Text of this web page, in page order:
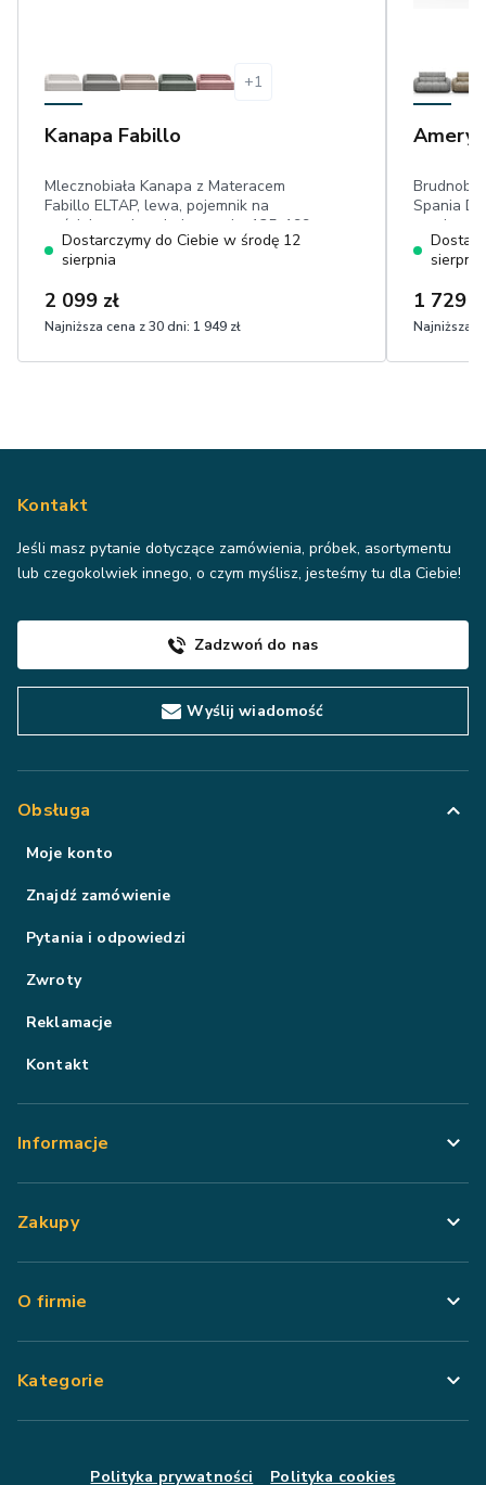
+1
Kanapa Fabillo
Mlecznobiała Kanapa z Materacem
Fabillo ELTAP, lewa, pojemnik na
pościel, powierzchnia spania: 135x199
cm, dwa materace, miękka, przyjemna
w dotyku boucle
Dostarczymy do Ciebie w środę 12
sierpnia
2 099 zł
Najniższa cena z 30 dni: 1 949 zł
Spania
odporny
sierpnia
1 729
Najniższa
Kontakt
Jeśli masz pytanie dotyczące zamówienia, próbek, asortymentu
lub czegokolwiek innego, o czym myślisz, jesteśmy tu dla Ciebie!
Zadzwoń do nas
Wyślij wiadomość
Obsługa
Moje konto
Znajdź zamówienie
Pytania i odpowiedzi
Zwroty
Reklamacje
Kontakt
Informacje
Zakupy
O firmie
Kategorie
Polityka prywatności Polityka cookies